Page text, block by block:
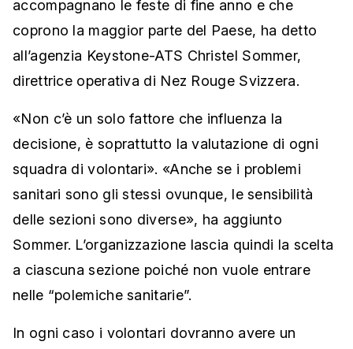
accompagnano le feste di fine anno e che
coprono la maggior parte del Paese, ha detto
all’agenzia Keystone-ATS Christel Sommer,
direttrice operativa di Nez Rouge Svizzera.
«Non c’è un solo fattore che influenza la
decisione, è soprattutto la valutazione di ogni
squadra di volontari». «Anche se i problemi
sanitari sono gli stessi ovunque, le sensibilità
delle sezioni sono diverse», ha aggiunto
Sommer. L’organizzazione lascia quindi la scelta
a ciascuna sezione poiché non vuole entrare
nelle “polemiche sanitarie”.
In ogni caso i volontari dovranno avere un